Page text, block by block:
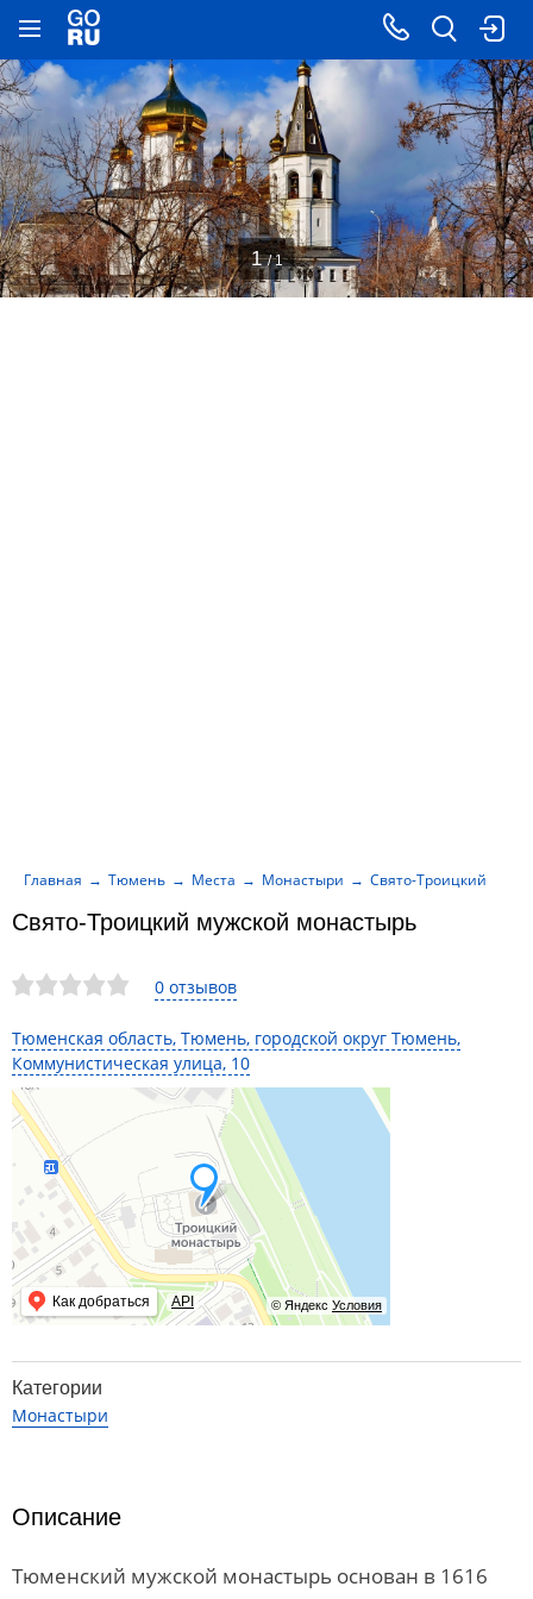
0 отзывов
Тюменская область, Тюмень, городской округ Тюмень,
Коммунистическая улица, 10
© Яндекс Условия
Как добраться API
Свято-Троицкий мужской монастырь
Главная Тюмень Места Монастыри Свято-Троицкий
1 / 1
Категории
Монастыри
Описание
Тюменский мужской монастырь основан в 1616